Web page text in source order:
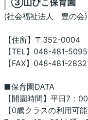
③山びこ保育園
(社会福祉法人 豊の会)
【住所】〒352-0004
【TEL】048-481-5095
【FAX】048-481-2832
■保育園DATA
【開園時間】平日7
【0歳クラスの利用可